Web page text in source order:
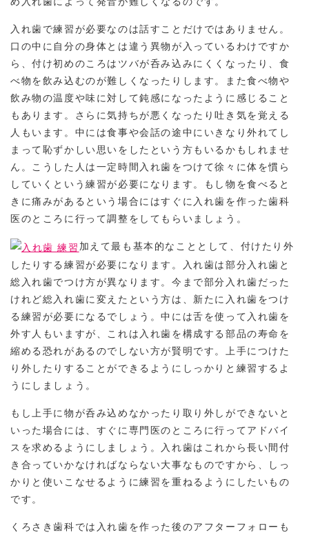
入れ歯で練習が必要なのは話すことだけではありません。
口の中に自分の身体とは違う異物が入っているわけですか
ら、付け初めのころはツバが呑み込みにくくなったり、食
べ物を飲み込むのが難しくなったりします。また食べ物や
飲み物の温度や味に対して鈍感になったように感じること
もあります。さらに気持ちが悪くなったり吐き気を覚える
人もいます。中には食事や会話の途中にいきなり外れてし
まって恥ずかしい思いをしたという方もいるかもしれませ
ん。こうした人は一定時間入れ歯をつけて徐々に体を慣ら
していくという練習が必要になります。もし物を食べると
きに痛みがあるという場合にはすぐに入れ歯を作った歯科
医のところに行って調整をしてもらいましょう。
加えて最も基本的なこととして、付けたり外
したりする練習が必要になります。入れ歯は部分入れ歯と
総入れ歯でつけ方が異なります。今まで部分入れ歯だった
けれど総入れ歯に変えたという方は、新たに入れ歯をつけ
る練習が必要になるでしょう。中には舌を使って入れ歯を
外す人もいますが、これは入れ歯を構成する部品の寿命を
縮める恐れがあるのでしない方が賢明です。上手につけた
り外したりすることができるようにしっかりと練習するよ
うにしましょう。
もし上手に物が呑み込めなかったり取り外しができないと
いった場合には、すぐに専門医のところに行ってアドバイ
スを求めるようにしましょう。入れ歯はこれから長い間付
き合っていかなければならない大事なものですから、しっ
かりと使いこなせるように練習を重ねるようにしたいもの
です。
くろさき歯科では入れ歯を作った後のアフターフォローも